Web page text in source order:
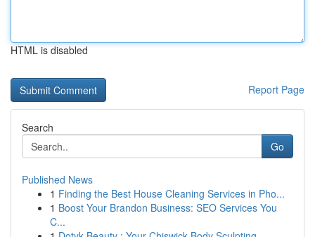
HTML is disabled
Report Page
Search
Go
Published News
1 Finding the Best House Cleaning Services in Pho...
1 Boost Your Brandon Business: SEO Services You
C...